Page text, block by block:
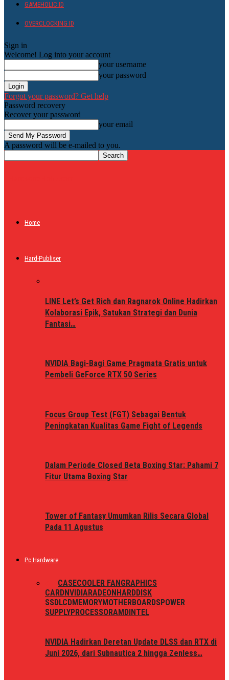
GAMEHOLIC.ID
OVERCLOCKING ID
Sign in
Welcome! Log into your account
your username
your password
Forgot your password? Get help
Password recovery
Recover your password
your email
A password will be e-mailed to you.
Home
Hard-Publiser
LINE Let’s Get Rich dan Ragnarok Online Hadirkan
Kolaborasi Epik, Satukan Strategi dan Dunia
Fantasi…
NVIDIA Bagi-Bagi Game Pragmata Gratis untuk
Pembeli GeForce RTX 50 Series
Focus Group Test (FGT) Sebagai Bentuk
Peningkatan Kualitas Game Fight of Legends
Dalam Periode Closed Beta Boxing Star: Pahami 7
Fitur Utama Boxing Star
Tower of Fantasy Umumkan Rilis Secara Global
Pada 11 Agustus
Pc Hardware
CASECOOLER FAN GRAPHICS
CARDNVIDIARADEON HARDDISK
SSDLCDMEMORYMOTHERBOARDSPOWER
SUPPLYPROCESSORAMD INTEL
NVIDIA Hadirkan Deretan Update DLSS dan RTX di
Juni 2026, dari Subnautica 2 hingga Zenless…